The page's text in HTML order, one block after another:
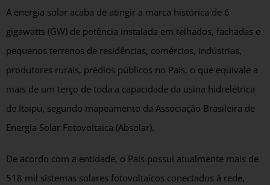
A energia solar acaba de atingir a marca histórica de 6
gigawatts (GW) de potência instalada em telhados, fachadas e
pequenos terrenos de residências, comércios, indústrias,
produtores rurais, prédios públicos no País, o que equivale a
mais de um terço de toda a capacidade da usina hidrelétrica
de Itaipu, segundo mapeamento da Associação Brasileira de
Energia Solar Fotovoltaica (Absolar).
De acordo com a entidade, o País possui atualmente mais de
518 mil sistemas solares fotovoltaicos conectados à rede,